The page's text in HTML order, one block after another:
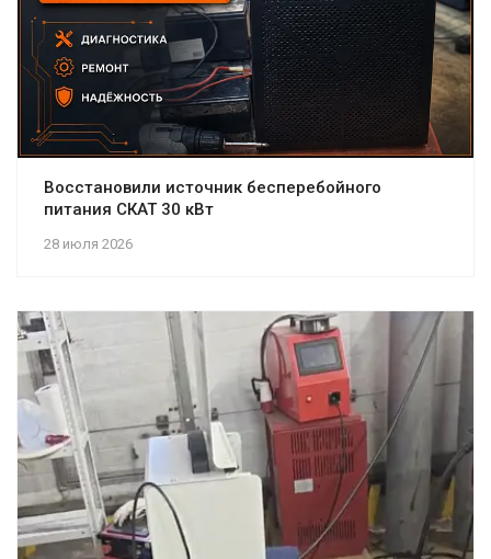
28 июля 2026
Восстановили источник бесперебойного
питания СКАТ 30 кВт